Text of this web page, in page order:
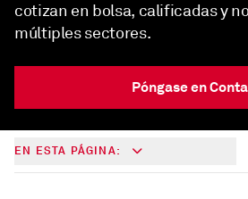
cotizan en bolsa, calificadas y
múltiples sectores.
Póngase en
EN ESTA PÁGINA: